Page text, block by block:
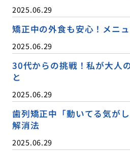
2025.06.29
矯正中の外食も安心！メニ
2025.06.29
30代からの挑戦！私が大人
と
2025.06.29
歯列矯正中「動いてる気が
解消法
2025.06.29